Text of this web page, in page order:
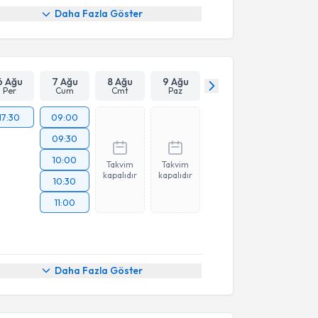
Daha Fazla Göster
Ağu
Per
7 Ağu
Cum
8 Ağu
Cmt
9 Ağu
Paz
09:00
09:30
10:00
10:30
11:00
Takvim
kapalıdır
Takvim
kapalıdır
Daha Fazla Göster
Talebi